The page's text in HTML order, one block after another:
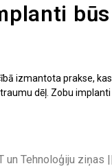
izmantota prakse,
dēļ. Zobu
un Tehnoloģiju ziņas